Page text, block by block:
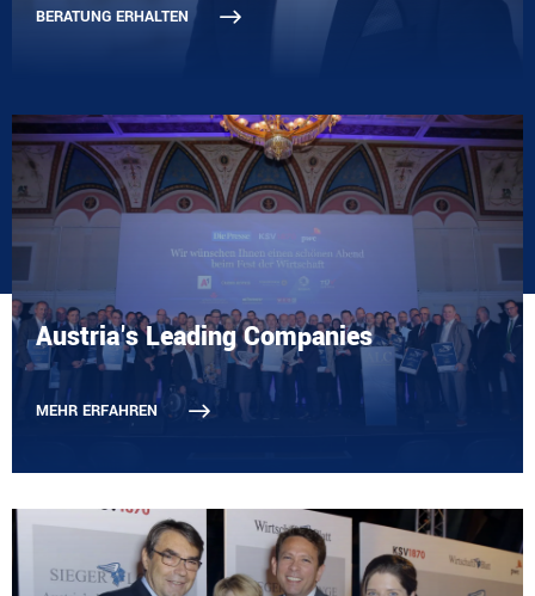
BERATUNG ERHALTEN
Austria's Leading Companies
MEHR ERFAHREN